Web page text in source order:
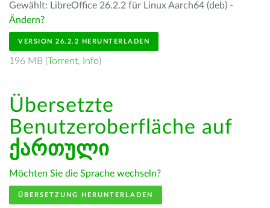
Gewählt: LibreOffice 26.2.2 für Linux Aarch64 (deb) -
Ändern?
VERSION 26.2.2 HERUNTERLADEN
196 MB (Torrent, Info)
Übersetzte
Benutzeroberfläche auf
ქართული
Möchten Sie die Sprache wechseln?
ÜBERSETZUNG HERUNTERLADEN